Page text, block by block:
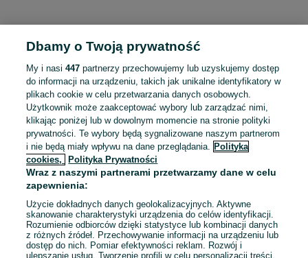
To ogłoszenie nie jest już dostępne
Przejdź na stronę główną
Dbamy o Twoją prywatność
My i nasi447 partnerzy przechowujemy lub uzyskujemy dostęp
do informacji na urządzeniu, takich jak unikalne identyfikatory w
plikach cookie w celu przetwarzania danych osobowych.
Użytkownik może zaakceptować wybory lub zarządzać nimi,
klikając poniżej lub w dowolnym momencie na stronie polityki
prywatności. Te wybory będą sygnalizowane naszym partnerom
i nie będą miały wpływu na dane przeglądania. Polityka
cookies,
Polityka Prywatności
Wraz z naszymi partnerami przetwarzamy dane w celu
zapewnienia:
Użycie dokładnych danych geolokalizacyjnych. Aktywne
skanowanie charakterystyki urządzenia do celów identyfikacji.
Rozumienie odbiorców dzięki statystyce lub kombinacji danych
z różnych źródeł. Przechowywanie informacji na urządzeniu lub
dostęp do nich. Pomiar efektywności reklam. Rozwój i
ulepszanie usług. Tworzenie profili w celu personalizacji treści.